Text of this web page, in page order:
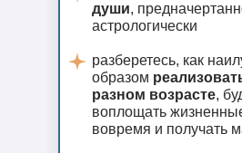
души,
астрологически
разберетесь, как
образом
разном возрасте,
воплощать
вовремя и получать